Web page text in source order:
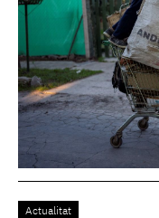
Actualitat